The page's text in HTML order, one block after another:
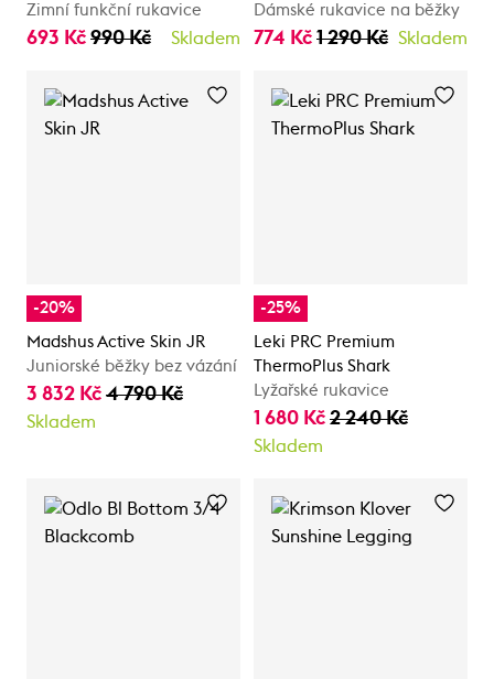
Zimní funkční rukavice
693 Kč 990 Kč Skladem
Dámské rukavice na běžky
774 Kč 1 290 Kč Skladem
-20%
Madshus Active Skin JR
Juniorské běžky bez vázání
3 832 Kč 4 790 Kč
Skladem
-25%
Leki PRC Premium
ThermoPlus Shark
Lyžařské rukavice
1 680 Kč 2 240 Kč
Skladem